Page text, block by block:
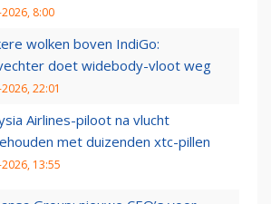
8:00
wolken boven IndiGo:
doet widebody-vloot weg
22:01
Airlines-piloot na vlucht
met duizenden xtc-pillen
13:55